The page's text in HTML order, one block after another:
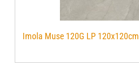
Imola Muse 120G LP 120x120cm